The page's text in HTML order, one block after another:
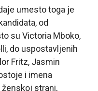
umesto toga je
od
su Victoria Mboko,
do uspostavljenih
Fritz, Jasmin
i imena
strani,